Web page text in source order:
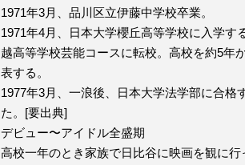
1971年3月、品川区立伊藤中学校卒業。
1971年4月、日本大学櫻丘高等学校に入学
越高等学校芸能コースに転校。高校を約5年
表する。
1977年3月、一浪後、日本大学法学部に合格
た。[要出典]
デビュー〜アイドル全盛期
高校一年のとき家族で日比谷に映画を観に